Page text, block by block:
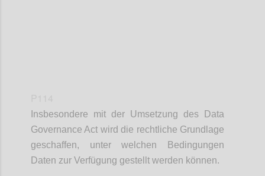
Insbesondere mit der Umsetzung des Data
Governance Act wird die rechtliche Grundlage
geschaffen, unter welchen Bedingungen
Daten zur Verfügung gestellt werden können.